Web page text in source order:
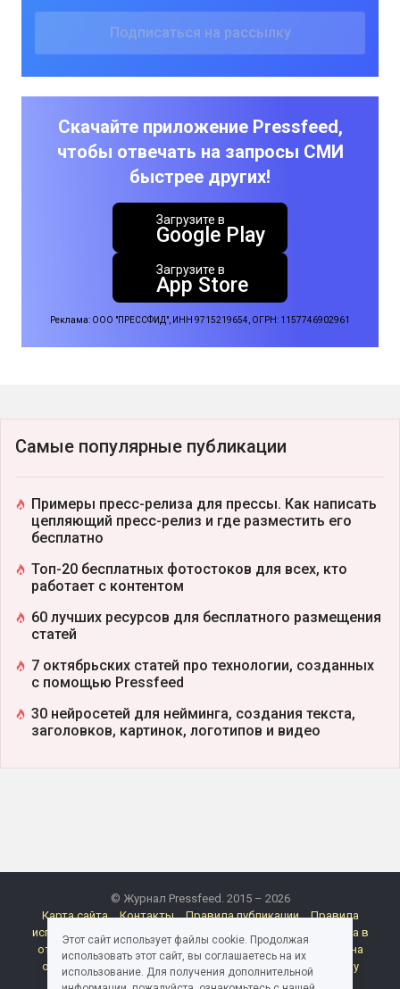
Скачайте приложение Pressfeed,
чтобы отвечать на запросы СМИ
быстрее других!
Загрузите в
Google Play
Загрузите в
App Store
Реклама: ООО "ПРЕССФИД", ИНН 9715219654, ОГРН: 1157746902961
Самые популярные публикации
Примеры пресс-релиза для прессы. Как написать
цепляющий пресс-релиз и где разместить его
бесплатно
Топ-20 бесплатных фотостоков для всех, кто
работает с контентом
60 лучших ресурсов для бесплатного размещения
статей
7 октябрьских статей про технологии, созданных
с помощью Pressfeed
30 нейросетей для нейминга, создания текста,
заголовков, картинок, логотипов и видео
© Журнал Pressfeed. 2015 – 2026
Карта сайта
Контакты Правила публикации
Правила
использования материалов Pressfeed.Журнала
Политика в
отношении обработки персональных данных
Согласие на
обработку персональных данных
Согласие на рассылку
электронных сообщений
Реклама
Этот сайт использует файлы cookie. Продолжая
использовать этот сайт, вы соглашаетесь на их
использование. Для получения дополнительной